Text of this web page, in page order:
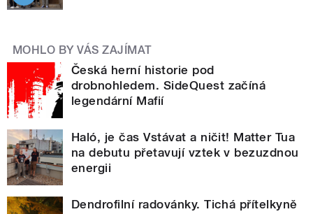
MOHLO BY VÁS ZAJÍMAT
Česká herní historie pod
drobnohledem. SideQuest začíná
legendární Mafií
Haló, je čas Vstávat a ničit! Matter Tua
na debutu přetavují vztek v bezuzdnou
energii
Dendrofilní radovánky. Tichá přítelkyně